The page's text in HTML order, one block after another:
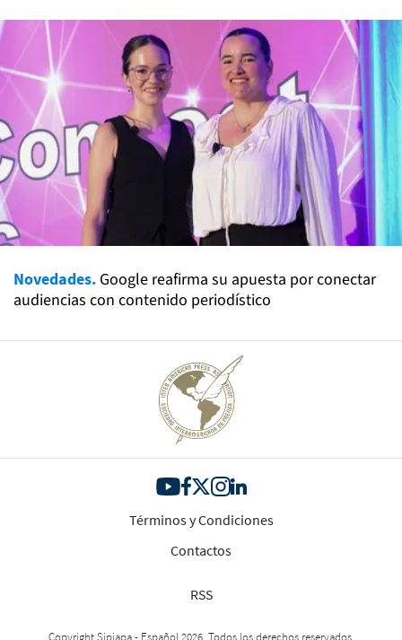
Novedades. Google reafirma su apuesta por conectar
audiencias con contenido periodístico
Términos y Condiciones
Contactos
RSS
Copyright Sipiapa - Español 2026. Todos los derechos reservados.